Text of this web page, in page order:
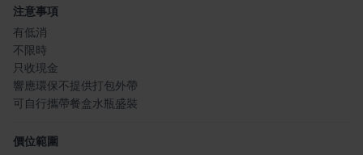
注意事項
有低消
不限時
只收現金
響應環保不提供打包外帶
可自行攜帶餐盒水瓶盛裝
價位範圍